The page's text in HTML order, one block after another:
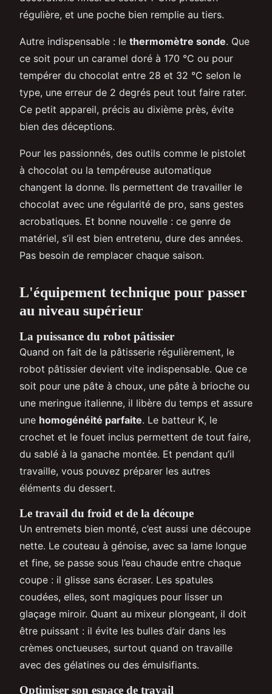
régulière, et une poche bien remplie au tiers.
Autre indispensable : le thermomètre sonde. Que
ce soit pour un caramel doré à 170 °C ou pour
tempérer du chocolat entre 28 et 32 °C selon le
type, une erreur de 2 degrés peut tout faire rater.
Ce petit appareil, précis au dixième près, évite
bien des déceptions.
Pour les passionnés, des outils comme le pistolet
à chocolat ou la tempéreuse automatique
changent la donne. Ils permettent de travailler le
chocolat avec une régularité de pro, sans gestes
acrobatiques. Et bonne nouvelle : ce genre de
matériel, s’il est bien entretenu, dure des années.
Pas besoin de remplacer chaque saison.
L'équipement technique pour passer
au niveau supérieur
La puissance du robot pâtissier
Quand on fait de la pâtisserie régulièrement, le
robot pâtissier devient vite indispensable. Que ce
soit pour une pâte à choux, une pâte à brioche ou
une meringue italienne, il libère du temps et assure
une homogénéité parfaite. Le batteur K, le
crochet et le fouet inclus permettent de tout faire,
du sablé à la ganache montée. Et pendant qu’il
travaille, vous pouvez préparer les autres
éléments du dessert.
Le travail du froid et de la découpe
Un entremets bien monté, c’est aussi une découpe
nette. Le couteau à génoise, avec sa lame longue
et fine, se passe sous l’eau chaude entre chaque
coupe : il glisse sans écraser. Les spatules
coudées, elles, sont magiques pour lisser un
glaçage miroir. Quant au mixeur plongeant, il doit
être puissant : il évite les bulles d’air dans les
crèmes onctueuses, surtout quand on travaille
avec des gélatines ou des émulsifiants.
Optimiser son espace de travail